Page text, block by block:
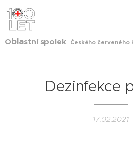
Oblastní spolek Českého červeného
Dezinfekce
17.02.2021